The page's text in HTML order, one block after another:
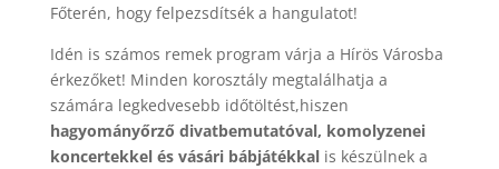
Főterén, hogy felpezsdítsék a hangulatot!
Idén is számos remek program várja a Hírös Városba
érkezőket! Minden korosztály megtalálhatja a
számára legkedvesebb időtöltést,hiszen
hagyományőrző divatbemutatóval, komolyzenei
koncertekkel és vásári bábjátékkalis készülnek a